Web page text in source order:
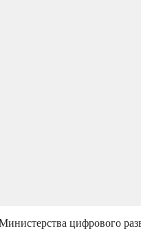
цифрового